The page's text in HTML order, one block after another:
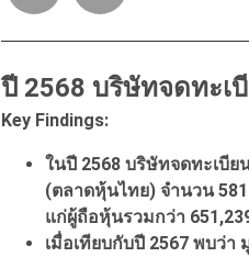
ปี 2568 บริษัทจดทะเ
Key Findings:
ในปี 2568 บริษัทจดทะเบี
(ตลาดหุ้นไทย) จำนวน
แก่ผู้ถือหุ้นรวมกว่า
เมื่อเทียบกับปี 2567 พบว่า